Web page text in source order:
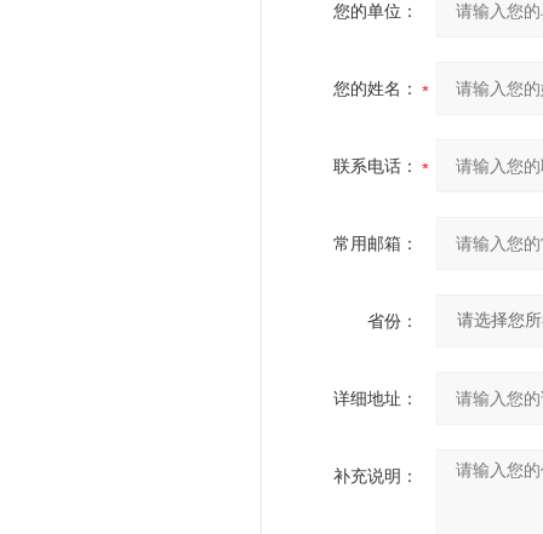
您的单位：
您的姓名：
联系电话：
常用邮箱：
省份：
详细地址：
补充说明：